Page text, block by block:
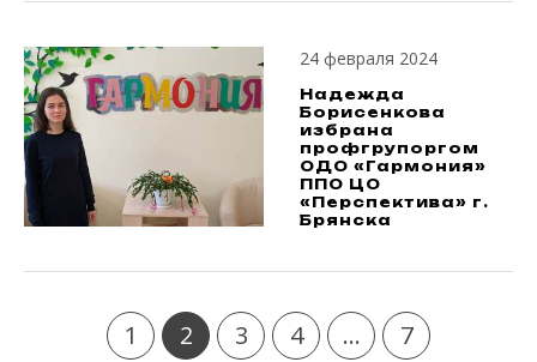
24 февраля 2024
Надежда
Борисенкова
избрана
профгрупоргом
ОДО «Гармония»
ППО ЦО
«Перспектива» г.
Брянска
1 2 3 4 ... 7